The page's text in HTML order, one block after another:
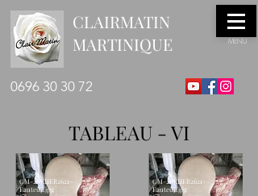
CLAIRMATIN
MARTINIQUE
MENU
0696 30 30 72
TABLEAU - VI
CM-20KHER2621-
Fauteuil.jpg
CM-20KHER2621-
Fauteuil.jpg